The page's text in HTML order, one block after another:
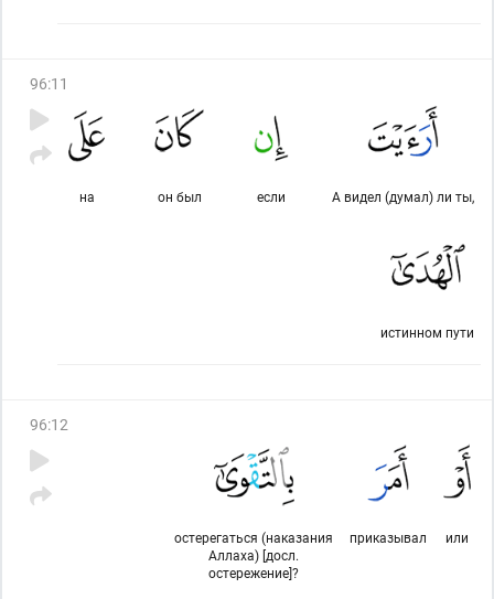
96:11
А видел (думал) ли ты,
если
он был
на
истинном пути
96:12
или
приказывал
остерегаться (наказания
Аллаха) [досл.
остережение]?